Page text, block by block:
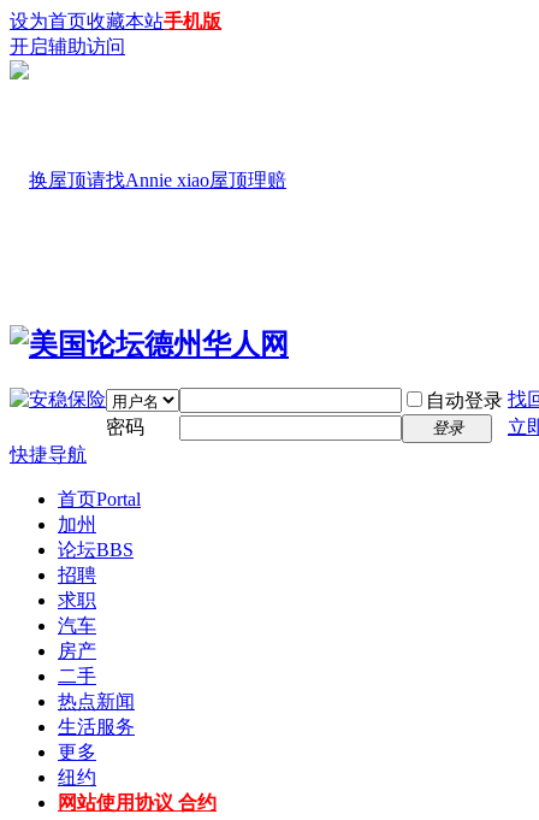
设为首页收藏本站手机版
开启辅助访问
自动登录 找
密码
登录
立
快捷导航
首页Portal
加州
论坛BBS
招聘
求职
汽车
房产
二手
热点新闻
生活服务
更多
纽约
网站使用协议 合约